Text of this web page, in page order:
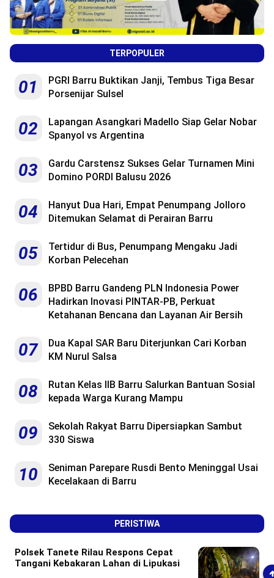
TERPOPULER
01
PGRI Barru Buktikan Janji, Tembus Tiga Besar
Porsenijar Sulsel
02
Lapangan Asangkari Madello Siap Gelar Nobar
Spanyol vs Argentina
03
Gardu Carstensz Sukses Gelar Turnamen Mini
Domino PORDI Balusu 2026
04
Hanyut Dua Hari, Empat Penumpang Jolloro
Ditemukan Selamat di Perairan Barru
05
Tertidur di Bus, Penumpang Mengaku Jadi
Korban Pelecehan
06
BPBD Barru Gandeng PLN Indonesia Power
Hadirkan Inovasi PINTAR-PB, Perkuat
Ketahanan Bencana dan Layanan Air Bersih
07
Dua Kapal SAR Baru Diterjunkan Cari Korban
KM Nurul Salsa
08
Rutan Kelas IIB Barru Salurkan Bantuan Sosial
kepada Warga Kurang Mampu
09
Sekolah Rakyat Barru Dipersiapkan Sambut
330 Siswa
10
Seniman Parepare Rusdi Bento Meninggal Usai
Kecelakaan di Barru
PERISTIWA
Polsek Tanete Rilau Respons Cepat
Tangani Kebakaran Lahan di Lipukasi